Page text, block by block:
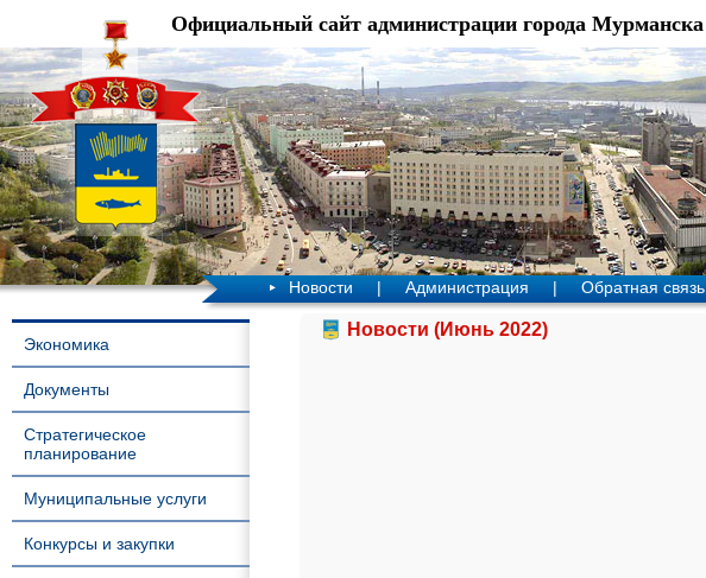
Официальный сайт администрации города Мурманска
Новости | Администрация | Обратная связь
Экономика
Документы
Стратегическое
планирование
Муниципальные услуги
Конкурсы и закупки
Новости (Июнь 2022)